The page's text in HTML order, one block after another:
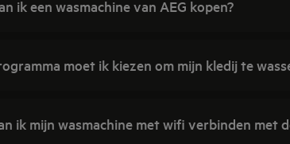
ik een wasmachine van AEG kopen?
moet ik kiezen om mijn kledij te
ik mijn wasmachine met wifi verbinden met